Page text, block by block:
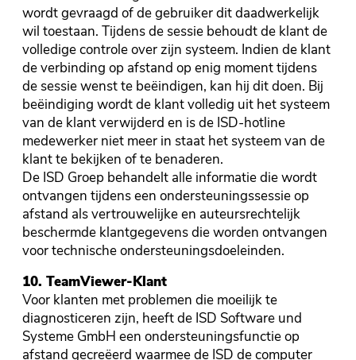
wordt gevraagd of de gebruiker dit daadwerkelijk
wil toestaan. Tijdens de sessie behoudt de klant de
volledige controle over zijn systeem. Indien de klant
de verbinding op afstand op enig moment tijdens
de sessie wenst te beëindigen, kan hij dit doen. Bij
beëindiging wordt de klant volledig uit het systeem
van de klant verwijderd en is de ISD-hotline
medewerker niet meer in staat het systeem van de
klant te bekijken of te benaderen.
De ISD Groep behandelt alle informatie die wordt
ontvangen tijdens een ondersteuningssessie op
afstand als vertrouwelijke en auteursrechtelijk
beschermde klantgegevens die worden ontvangen
voor technische ondersteuningsdoeleinden.
10. TeamViewer-Klant
Voor klanten met problemen die moeilijk te
diagnosticeren zijn, heeft de ISD Software und
Systeme GmbH een ondersteuningsfunctie op
afstand gecreëerd waarmee de ISD de computer